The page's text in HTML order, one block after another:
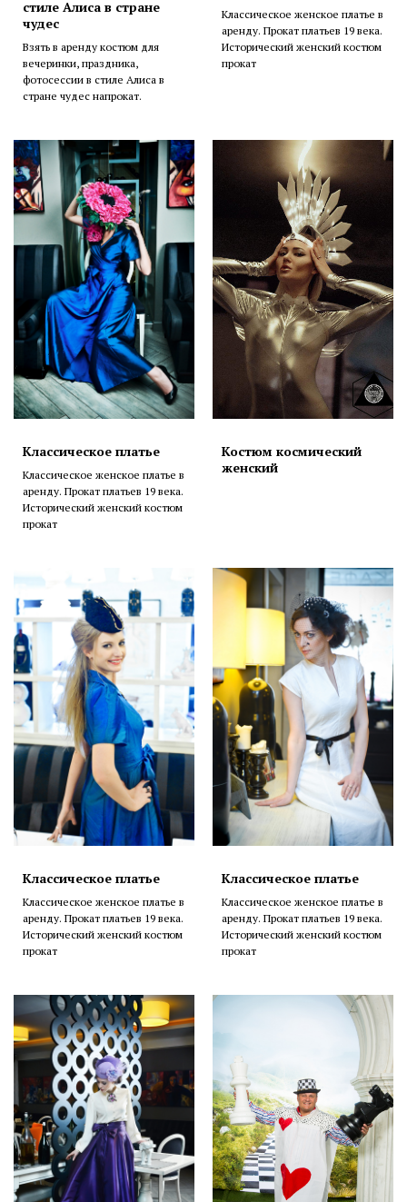
стиле Алиса в стране
чудес
Взять в аренду костюм для
вечеринки, праздника,
фотосессии в стиле Алиса в
стране чудес напрокат.
Классическое женское платье в
аренду. Прокат платьев 19 века.
Исторический женский костюм
прокат
Классическое платье
Классическое женское платье в
аренду. Прокат платьев 19 века.
Исторический женский костюм
прокат
Костюм космический
женский
Классическое платье
Классическое женское платье в
аренду. Прокат платьев 19 века.
Исторический женский костюм
прокат
Классическое платье
Классическое женское платье в
аренду. Прокат платьев 19 века.
Исторический женский костюм
прокат